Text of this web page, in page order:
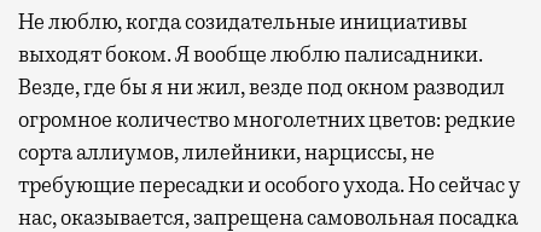
Не люблю, когда созидательные инициативы
выходят боком. Я вообще люблю палисадники.
Везде, где бы я ни жил, везде под окном разводил
огромное количество многолетних цветов: редкие
сорта аллиумов, лилейники, нарциссы, не
требующие пересадки и особого ухода. Но сейчас у
нас, оказывается, запрещена самовольная посадка